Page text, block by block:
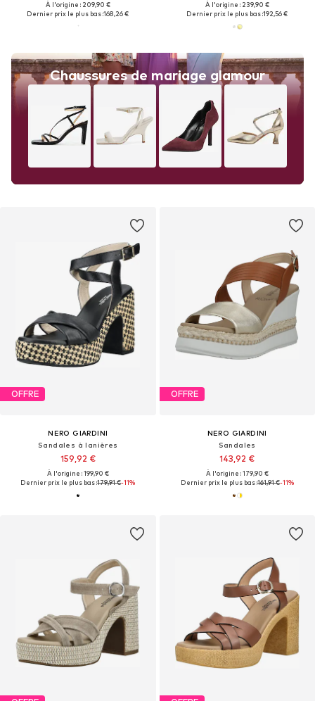
À l'origine : 209,90 €
Dernier prix le plus bas :168,26 €
Chaussures de mariage glamour
À l'origine : 239,90 €
Dernier prix le plus bas :192,56 €
OFFRE
NERO GIARDINI
Sandales à lanières
159,92 €
À l'origine : 199,90 €
Dernier prix le plus bas :179,91 €-11%
OFFRE
NERO GIARDINI
Sandales
143,92 €
À l'origine : 179,90 €
Dernier prix le plus bas :161,91 €-11%